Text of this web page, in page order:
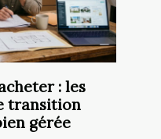
: les
transition
gérée